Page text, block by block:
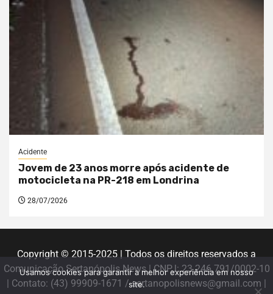
Acidente
Jovem de 23 anos morre após acidente de
motocicleta na PR-218 em Londrina
28/07/2026
Copyright © 2015-2025 | Todos os direitos reservados a
Comunicação Sertanópolis News | CNPJ: 23.246.791/0002-10
| Contato: (43) 99909-1671 / sertanopolisnews@gmail.com |
Usamos cookies para garantir a melhor experiência em nosso
site.